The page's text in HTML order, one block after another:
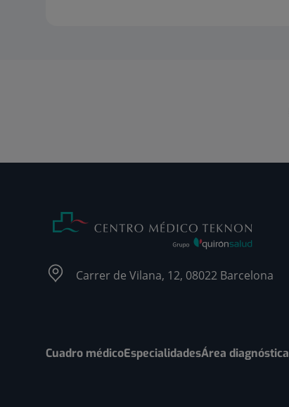
Carrer de Vilana, 12, 08022 Barcelona
Cuadro médicoEspecialidadesÁrea diagnóstica